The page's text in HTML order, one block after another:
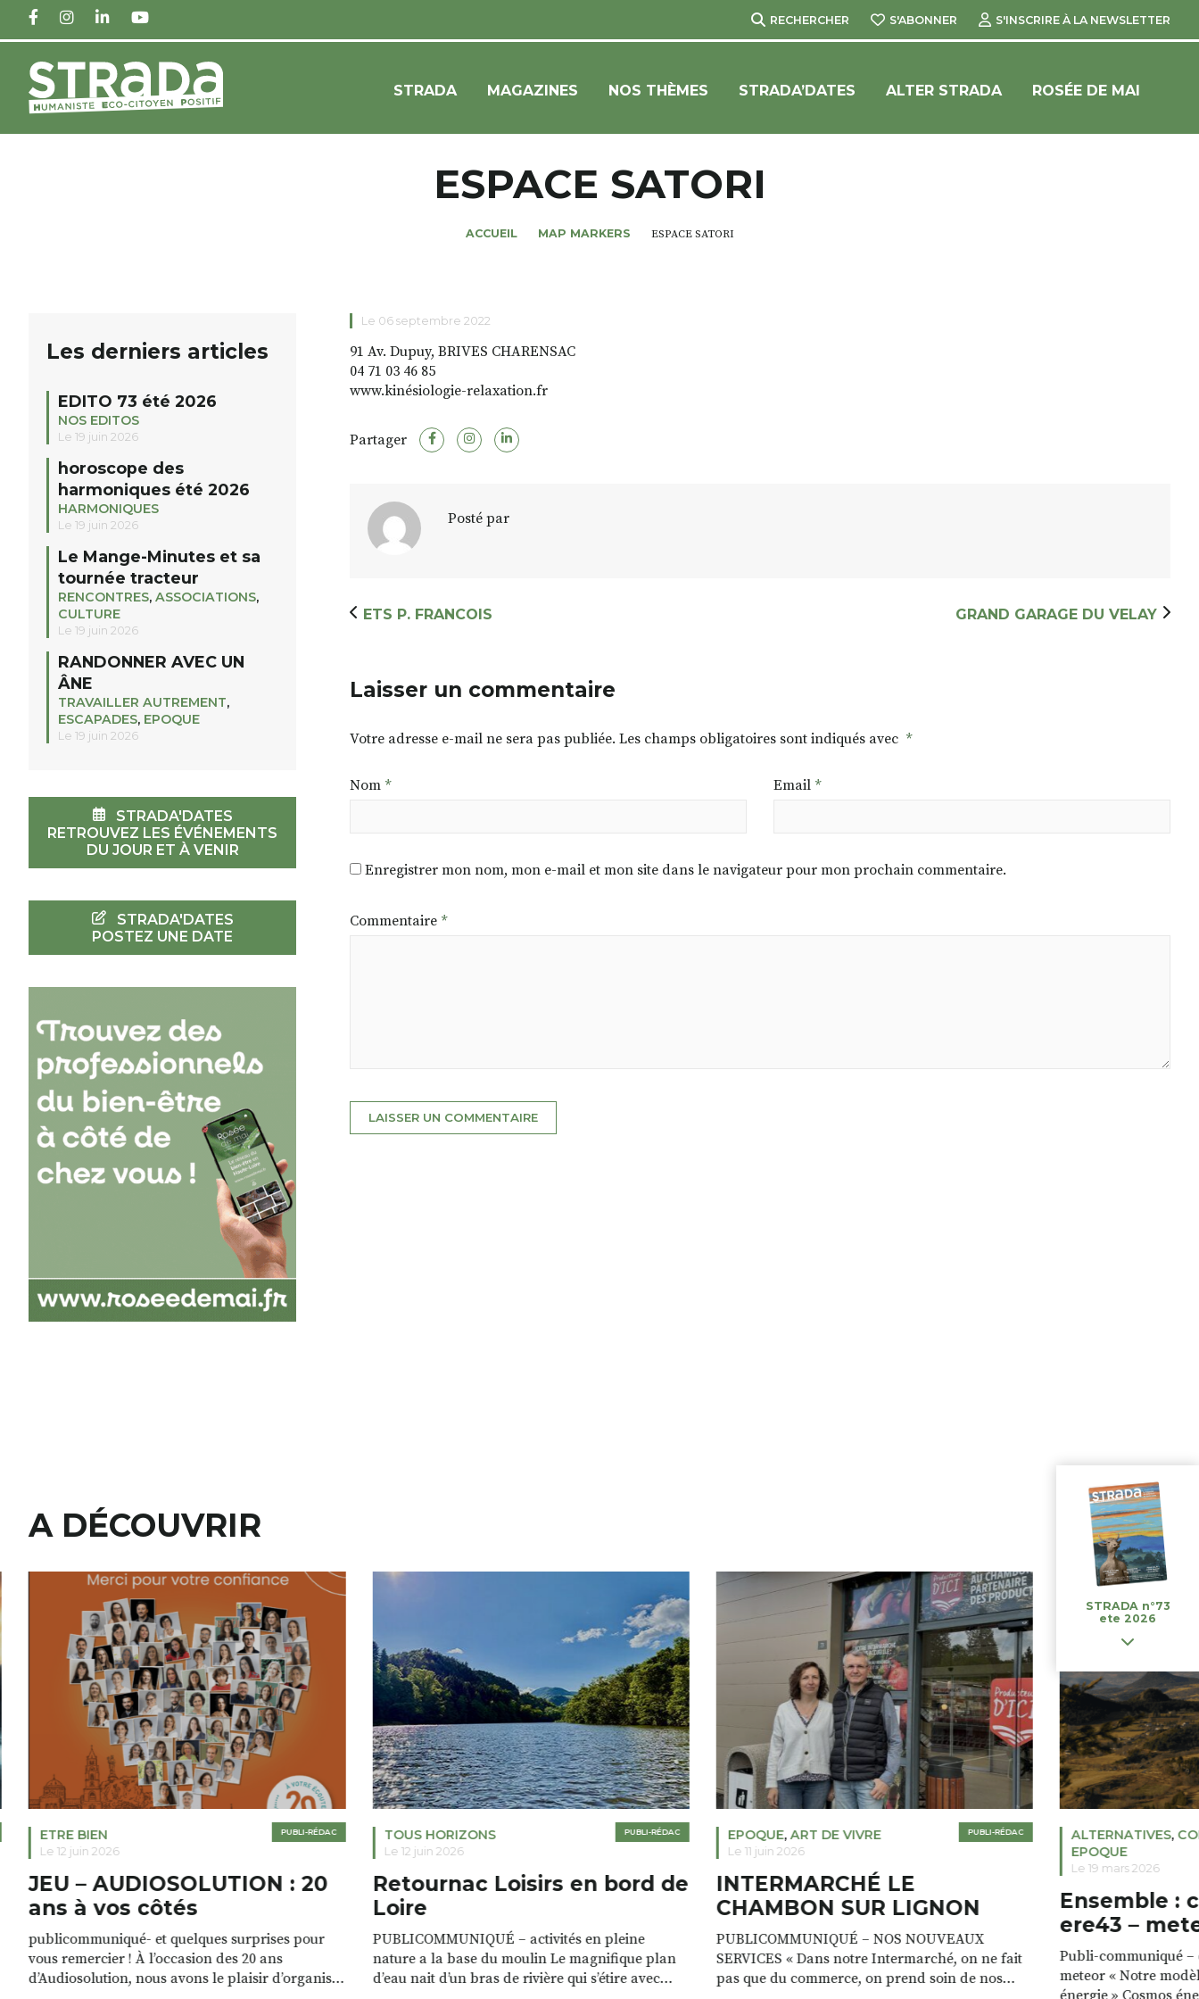
FACEBOOKINSTAGRAM
LINKEDINYOUTUBE RECHERCHER S'ABONNER S'INSCRIRE À LA NEWSLETTER
STRADA MAGAZINES NOS THÈMES STRADA’DATES ALTER STRADA ROSÉE DE MAI
ESPACE SATORI
ACCUEIL MAP MARKERS ESPACE SATORI
Le 06 septembre 2022
91 Av. Dupuy, BRIVES CHARENSAC
04 71 03 46 85
www.kinésiologie-relaxation.fr
Partager
Posté par
ETS P. FRANCOIS GRAND GARAGE DU VELAY
Laisser un commentaire
Votre adresse e-mail ne sera pas publiée. Les champs obligatoires sont indiqués avec *
Nom * Email *
Enregistrer mon nom, mon e-mail et mon site dans le navigateur pour mon prochain commentaire.
Commentaire *
Les derniers articles
EDITO 73 été 2026
NOS EDITOS
Le 19 juin 2026
horoscope des
harmoniques été 2026
HARMONIQUES
Le 19 juin 2026
Le Mange-Minutes et sa
tournée tracteur
RENCONTRES, ASSOCIATIONS,
CULTURE
Le 19 juin 2026
RANDONNER AVEC UN
ÂNE
TRAVAILLER AUTREMENT,
ESCAPADES, EPOQUE
Le 19 juin 2026
STRADA'DATES
RETROUVEZ LES ÉVÉNEMENTS
DU JOUR ET À VENIR
STRADA'DATES
POSTEZ UNE DATE
A DÉCOUVRIR
PUBLI-RÉDAC
ETRE BIEN
Le 12 juin 2026
JEU – AUDIOSOLUTION : 20
ans à vos côtés
publicommuniqué- et quelques surprises pour
vous remercier ! À l’occasion des 20 ans
d’Audiosolution, nous avons le plaisir d’organiser
PUBLI-RÉDAC
TOUS HORIZONS
Le 12 juin 2026
Retournac Loisirs en bord de
Loire
PUBLICOMMUNIQUÉ – activités en pleine
nature a la base du moulin Le magnifique plan
d’eau nait d’un bras de rivière qui s’étire avec
PUBLI-RÉDAC
EPOQUE,ART DE VIVRE
Le 11 juin 2026
INTERMARCHÉ LE
CHAMBON SUR LIGNON
PUBLICOMMUNIQUÉ – NOS NOUVEAUX
SERVICES « Dans notre Intermarché, on ne fait
pas que du commerce, on prend soin de nos
ALTERNATIVES,
EPOQUE
Le 19 mars 2026
Ensemble :
ere43 –
Publi-communiqué –
meteor « Notre
STRADA n°73
ete 2026